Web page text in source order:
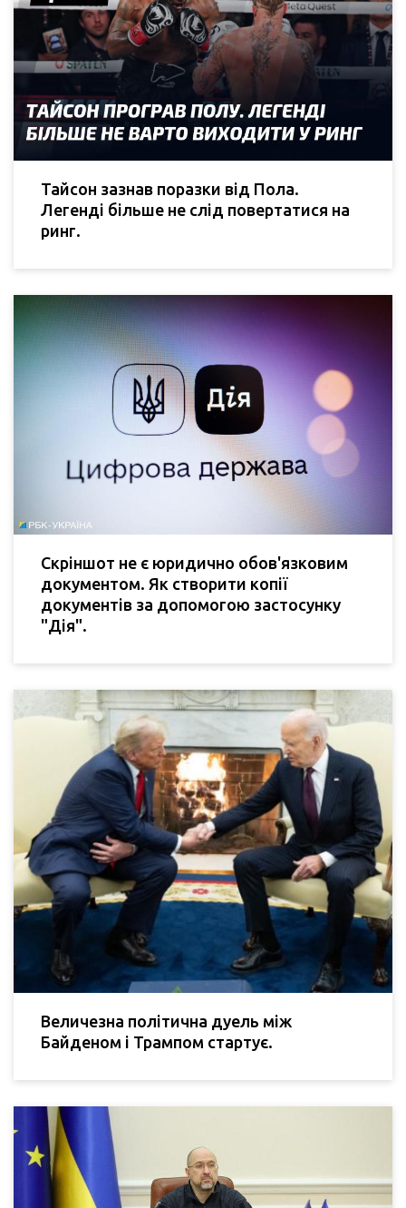
Тайсон зазнав поразки від Пола.
Легенді більше не слід повертатися на
ринг.
Скріншот не є юридично обов'язковим
документом. Як створити копії
документів за допомогою застосунку
"Дія".
Величезна політична дуель між
Байденом і Трампом стартує.